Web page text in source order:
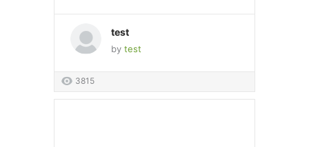
test
by test
3815